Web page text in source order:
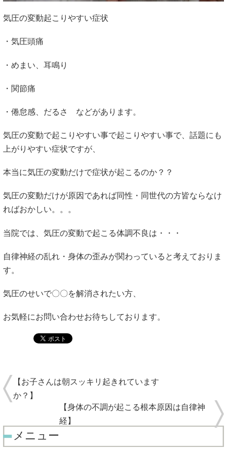
気圧の変動起こりやすい症状
・気圧頭痛
・めまい、耳鳴り
・関節痛
・倦怠感、だるさ などがあります。
気圧の変動で起こりやすい事で起こりやすい事で、話題にも
上がりやすい症状ですが、
本当に気圧の変動だけで症状が起こるのか？？
気圧の変動だけが原因であれば同性・同世代の方皆ならなけ
ればおかしい。。。
当院では、気圧の変動で起こる体調不良は・・・
自律神経の乱れ・身体の歪みが関わっていると考えておりま
す。
気圧のせいで〇〇を解消されたい方、
お気軽にお問い合わせお待ちしております。
【お子さんは朝スッキリ起きれています
か？】
【身体の不調が起こる根本原因は自律神
経】
メニュー